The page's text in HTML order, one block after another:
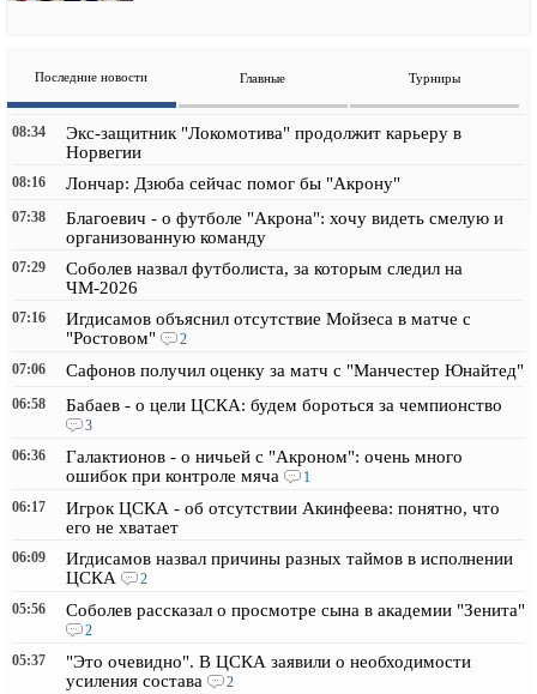
Последние новости Главные Турниры
08:34
Экс-защитник "Локомотива" продолжит карьеру в
Норвегии
08:16 Лончар: Дзюба сейчас помог бы "Акрону"
07:38
Благоевич - о футболе "Акрона": хочу видеть смелую и
организованную команду
07:29
Соболев назвал футболиста, за которым следил на
ЧМ-2026
07:16
Игдисамов объяснил отсутствие Мойзеса в матче с
"Ростовом"
2
07:06
Сафонов получил оценку за матч с "Манчестер Юнайтед"
06:58 Бабаев - о цели ЦСКА: будем бороться за чемпионство
3
06:36
Галактионов - о ничьей с "Акроном": очень много
ошибок при контроле мяча
1
06:17
Игрок ЦСКА - об отсутствии Акинфеева: понятно, что
его не хватает
06:09
Игдисамов назвал причины разных таймов в исполнении
ЦСКА
2
05:56
Соболев рассказал о просмотре сына в академии "Зенита"
2
05:37
"Это очевидно". В ЦСКА заявили о необходимости
усиления состава
2